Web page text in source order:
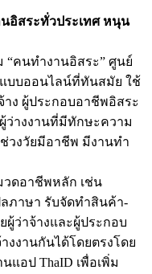
อิสระทั่วประเทศ หนุน
คนทำงานอิสระ” ศูนย์
บบออนไลน์ที่ทันสมัย ใช้
าง ผู้ประกอบอาชีพอิสระ
ว่างงานที่มีทักษะความ
วงวัยมีอาชีพ มีงานทำ
ดอาชีพหลัก เช่น
ลภาษา รับจัดทำสินค้า-
ผู้ว่าจ้างและผู้ประกอบ
งงานกันได้โดยตรงโดย
แอป ThaID เพื่อเพิ่ม